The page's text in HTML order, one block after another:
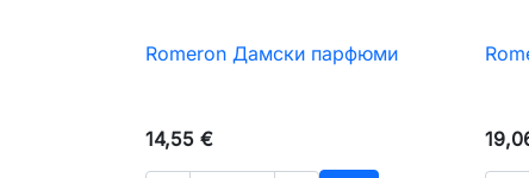
 Бърз преглед
Romeron Дамски парфюми
14,55 €